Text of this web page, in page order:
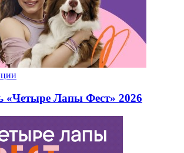
«Четыре Лапы Фест» 2026